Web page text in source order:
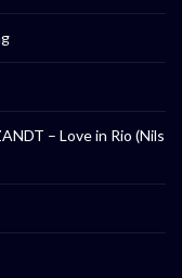
– Love in Rio (Nils